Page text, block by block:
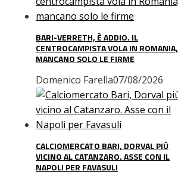
BARI-VERRETH, È ADDIO. IL
CENTROCAMPISTA VOLA IN ROMANIA,
MANCANO SOLO LE FIRME
Domenico Farella07/08/2026
CALCIOMERCATO BARI, DORVAL PIÙ
VICINO AL CATANZARO. ASSE CON IL
NAPOLI PER FAVASULI